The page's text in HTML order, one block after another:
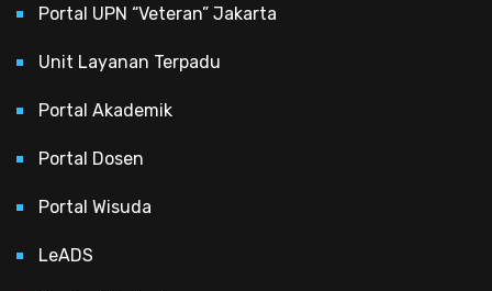
Portal UPN “Veteran” Jakarta
Unit Layanan Terpadu
Portal Akademik
Portal Dosen
Portal Wisuda
LeADS